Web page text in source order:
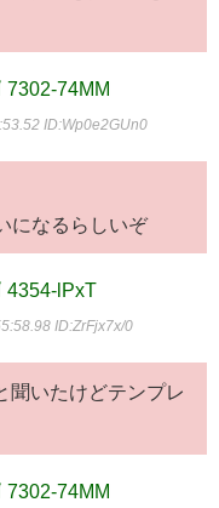
7302-74MM
ID:Wp0e2GUn0
になるらしいぞ
4354-lPxT
ID:ZrFjx7x/0
聞いたけどテンプレ
7302-74MM